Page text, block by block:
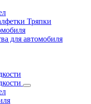
Тряпки
для автомобиля